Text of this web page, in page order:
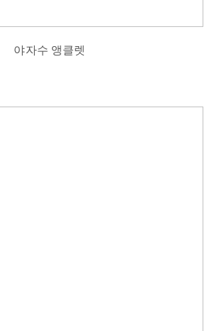
야자수 앵클렛